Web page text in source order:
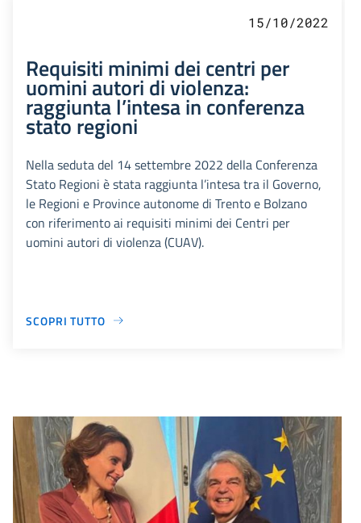
15/10/2022
Requisiti minimi dei centri per
uomini autori di violenza:
raggiunta l’intesa in conferenza
stato regioni
Nella seduta del 14 settembre 2022 della Conferenza
Stato Regioni è stata raggiunta l’intesa tra il Governo,
le Regioni e Province autonome di Trento e Bolzano
con riferimento ai requisiti minimi dei Centri per
uomini autori di violenza (CUAV).
SCOPRI TUTTO